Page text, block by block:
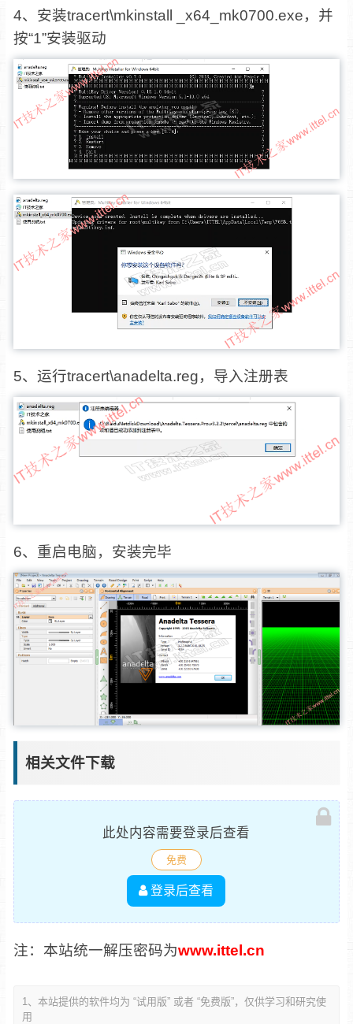
4、安装tracert\mkinstall _x64_mk0700.exe，并
按“1”安装驱动
5、运行tracert\anadelta.reg，导入注册表
6、重启电脑，安装完毕
相关文件下载
此处内容需要登录后查看
免费
登录后查看
注：本站统一解压密码为www.ittel.cn
1、本站提供的软件均为 “试用版” 或者 “免费版”，仅供学习和研究使
用